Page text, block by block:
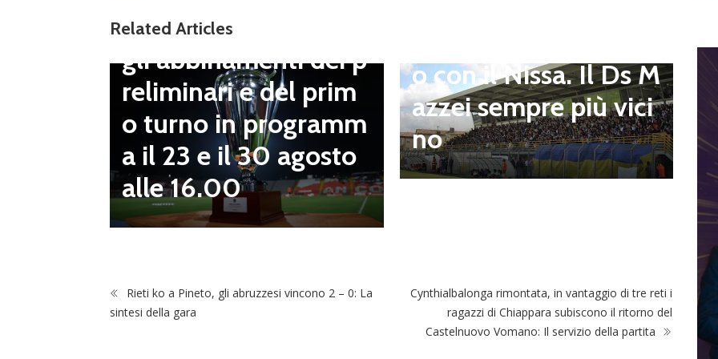
Related Articles
Coppa Italia Serie D,
gli abbinamenti dei p
reliminari e del prim
o turno in programm
a il 23 e il 30 agosto
alle 16.00
o con il Nissa. Il Ds M
azzei sempre più vici
no
Rieti ko a Pineto, gli abruzzesi vincono 2 – 0: La
sintesi della gara
Cynthialbalonga rimontata, in vantaggio di tre reti i
ragazzi di Chiappara subiscono il ritorno del
Castelnuovo Vomano: Il servizio della partita